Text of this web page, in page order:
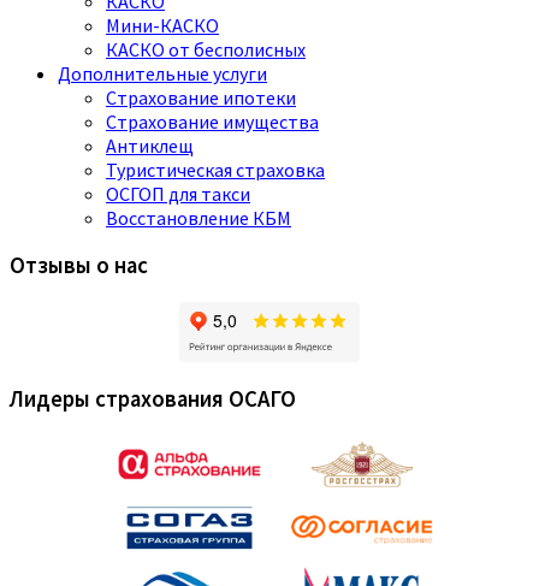
Мини-КАСКО
КАСКО от бесполисных
Дополнительные услуги
Страхование ипотеки
Страхование имущества
Антиклещ
Туристическая страховка
ОСГОП для такси
Восстановление КБМ
Отзывы о нас
Лидеры страхования ОСАГО